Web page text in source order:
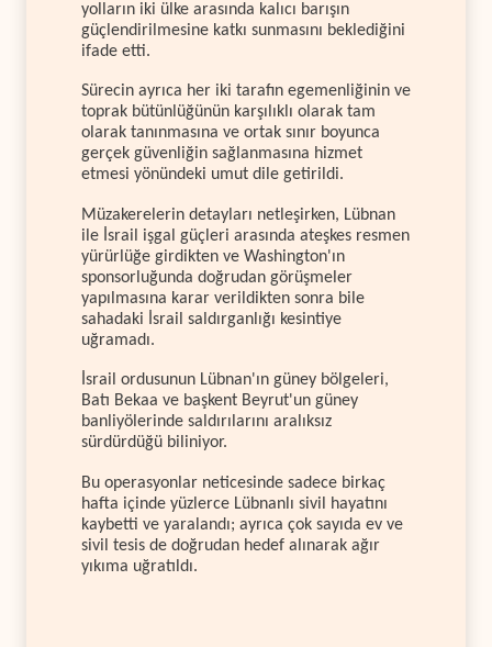
yolların iki ülke arasında kalıcı barışın
güçlendirilmesine katkı sunmasını beklediğini
ifade etti.
Sürecin ayrıca her iki tarafın egemenliğinin ve
toprak bütünlüğünün karşılıklı olarak tam
olarak tanınmasına ve ortak sınır boyunca
gerçek güvenliğin sağlanmasına hizmet
etmesi yönündeki umut dile getirildi.
Müzakerelerin detayları netleşirken, Lübnan
ile İsrail işgal güçleri arasında ateşkes resmen
yürürlüğe girdikten ve Washington'ın
sponsorluğunda doğrudan görüşmeler
yapılmasına karar verildikten sonra bile
sahadaki İsrail saldırganlığı kesintiye
uğramadı.
İsrail ordusunun Lübnan'ın güney bölgeleri,
Batı Bekaa ve başkent Beyrut'un güney
banliyölerinde saldırılarını aralıksız
sürdürdüğü biliniyor.
Bu operasyonlar neticesinde sadece birkaç
hafta içinde yüzlerce Lübnanlı sivil hayatını
kaybetti ve yaralandı; ayrıca çok sayıda ev ve
sivil tesis de doğrudan hedef alınarak ağır
yıkıma uğratıldı.